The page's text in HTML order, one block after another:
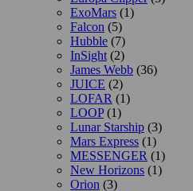
ExoMars (1)
Falcon (5)
Hubble (7)
InSight (2)
James Webb (36)
JUICE (2)
LOFAR (1)
LOOP(1)
Lunar Starship (3)
Mars Express (1)
MESSENGER (1)
New Horizons (1)
Orion (3)